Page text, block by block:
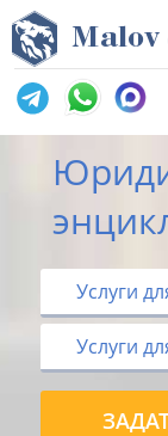
Malov
Услуги
Услуги